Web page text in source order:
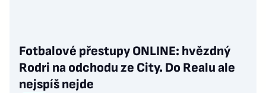
Fotbalové přestupy ONLINE: hvězdný
Rodri na odchodu ze City. Do Realu ale
nejspíš nejde